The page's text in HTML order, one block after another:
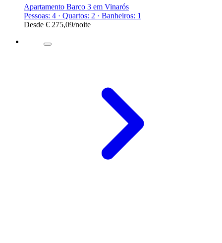
Apartamento Barco 3 em Vinarós
Pessoas: 4 · Quartos: 2 · Banheiros: 1
Desde € 275,09/noite